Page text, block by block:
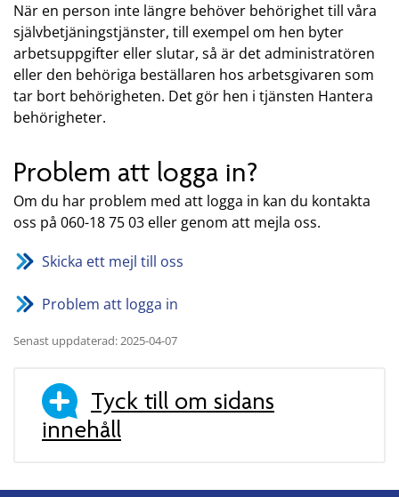
När en person inte längre behöver behörighet till våra
självbetjäningstjänster, till exempel om hen byter
arbetsuppgifter eller slutar, så är det administratören
eller den behöriga beställaren hos arbetsgivaren som
tar bort behörigheten. Det gör hen i tjänsten Hantera
behörigheter.
Problem att logga in?
Om du har problem med att logga in kan du kontakta
oss på 060-18 75 03 eller genom att mejla oss.
Skicka ett mejl till oss
Problem att logga in
Senast uppdaterad: 2025-04-07
Tyck till om sidans
innehåll